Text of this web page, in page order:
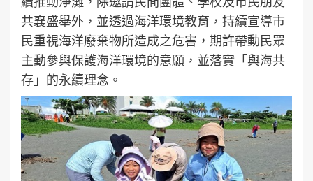
共襄盛舉外，並透過海洋環境教育，持續宣導市
民重視海洋廢棄物所造成之危害，期許帶動民眾
主動參與保護海洋環境的意願，並落實「與海共
存」的永續理念。